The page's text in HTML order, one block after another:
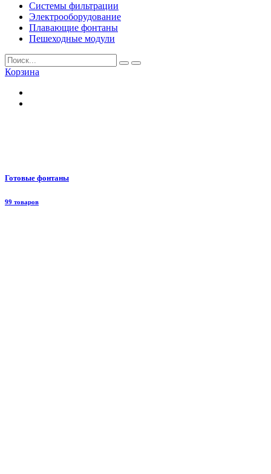
Системы фильтрации
Электрооборудование
Плавающие фонтаны
Пешеходные модули
Корзина
Готовые фонтаны
99 товаров